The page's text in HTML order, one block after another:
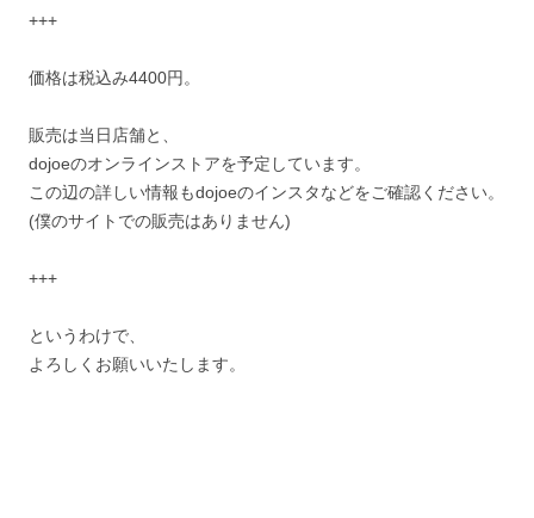
+++
価格は税込み4400円。
販売は当日店舗と、
dojoeのオンラインストアを予定しています。
この辺の詳しい情報もdojoeのインスタなどをご確認ください。
(僕のサイトでの販売はありません)
+++
というわけで、
よろしくお願いいたします。